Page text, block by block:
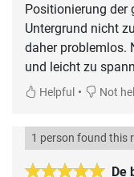
Positionierung der
Untergrund nicht
daher problemlos.
und leicht zu
Helpful • Not
De
1 person found this